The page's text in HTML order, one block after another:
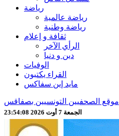
رياضة
رياضة عالمية
رياضة وطنية
ثقافة و إعلام
الرأي الآخر
دين و دنيا
الوفيات
القراء يكتبون
مايد إين سفاكس
موقع الصحفيين التونسيين بصفاقس
الجمعة 7 أوت 2026 23:54:10